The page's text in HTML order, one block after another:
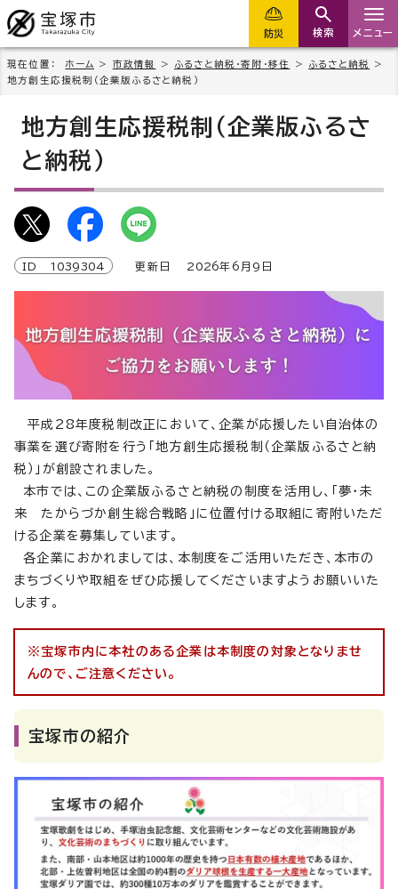
防災 検索 メニュー
現在位置： ホーム > 市政情報 > ふるさと納税・寄附・移住 > ふるさと納税
>
地方創生応援税制（企業版ふるさと納税）
地方創生応援税制（企業版ふるさ
と納税）
ID 1039304 更新日 2026年6月9日
平成28年度税制改正において、企業が応援したい自治体の
事業を選び寄附を行う「地方創生応援税制（企業版ふるさと納
税）」が創設されました。
本市では、この企業版ふるさと納税の制度を活用し、「夢・未
来 たからづか創生総合戦略」に位置付ける取組に寄附いただ
ける企業を募集しています。
各企業におかれましては、本制度をご活用いただき、本市の
まちづくりや取組をぜひ応援してくださいますようお願いいた
します。
※宝塚市内に本社のある企業は本制度の対象となりませ
んので、ご注意ください。
宝塚市の紹介